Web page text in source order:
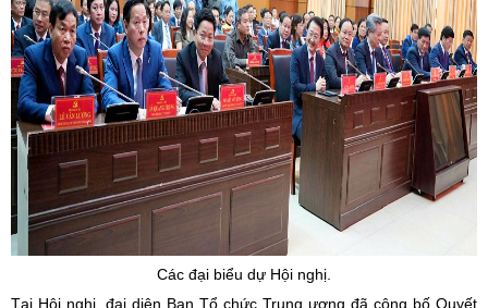
Các đại biểu dự Hội nghị.
Tại Hội nghị, đại diện Ban Tổ chức Trung ương đã công bố Quyết